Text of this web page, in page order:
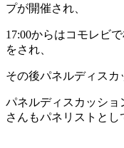
プが開催され、
17:00からはコモレビ
をされ、
その後パネルディスカ
パネルディスカッシ
さんもパネリストとし